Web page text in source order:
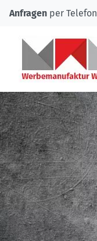
Anfragen per Telefon